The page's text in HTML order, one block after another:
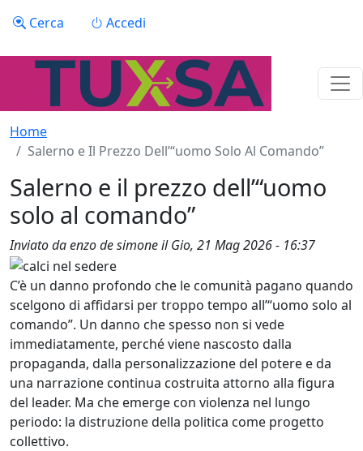
Menu profilo utente
Cerca Accedi
Home
Salerno e Il Prezzo Dell’“uomo Solo Al Comando”
Salerno e il prezzo dell’“uomo
solo al comando”
Inviato daenzo de simoneilGio, 21 Mag 2026 - 16:37
C’è un danno profondo che le comunità pagano quando
scelgono di affidarsi per troppo tempo all’“uomo solo al
comando”. Un danno che spesso non si vede
immediatamente, perché viene nascosto dalla
propaganda, dalla personalizzazione del potere e da
una narrazione continua costruita attorno alla figura
del leader. Ma che emerge con violenza nel lungo
periodo: la distruzione della politica come progetto
collettivo.